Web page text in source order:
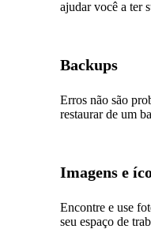
ajudar você a ter
Backups
Erros não são
restaurar de um
Imagens e
Encontre e use
seu espaço de